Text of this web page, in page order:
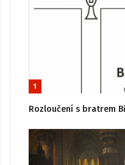
1
Rozloučení s bratrem